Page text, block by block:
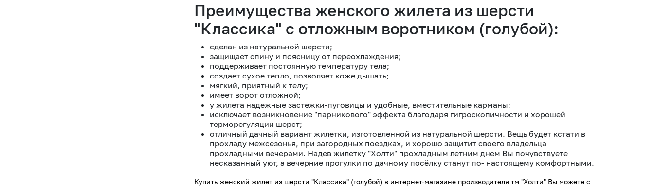
Преимущества женского жилета из шерсти
"Классика" с отложным воротником (голубой):
сделан из натуральной шерсти;
защищает спину и поясницу от переохлаждения;
поддерживает постоянную температуру тела;
создает сухое тепло, позволяет коже дышать;
мягкий, приятный к телу;
имеет ворот отложной;
у жилета надежные застежки-пуговицы и удобные, вместительные карманы;
исключает возникновение "парникового" эффекта благодаря гигроскопичности и хорошей
терморегуляции шерст;
отличный дачный вариант жилетки, изготовленной из натуральной шерсти. Вещь будет кстати в
прохладу межсезонья, при загородных поездках, и хорошо защитит своего владельца
прохладными вечерами. Надев жилетку "Холти" прохладным летним днем Вы почувствуете
несказанный уют, а вечерние прогулки по дачному посёлку станут по- настоящему комфортными.
Купить женский жилет из шерсти "Классика" (голубой) в интернет-магазине производителя тм "Холти" Вы можете с